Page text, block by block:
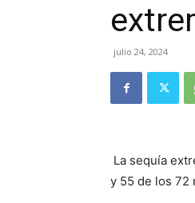
julio 24, 2024
La sequía
y 55 de los 72